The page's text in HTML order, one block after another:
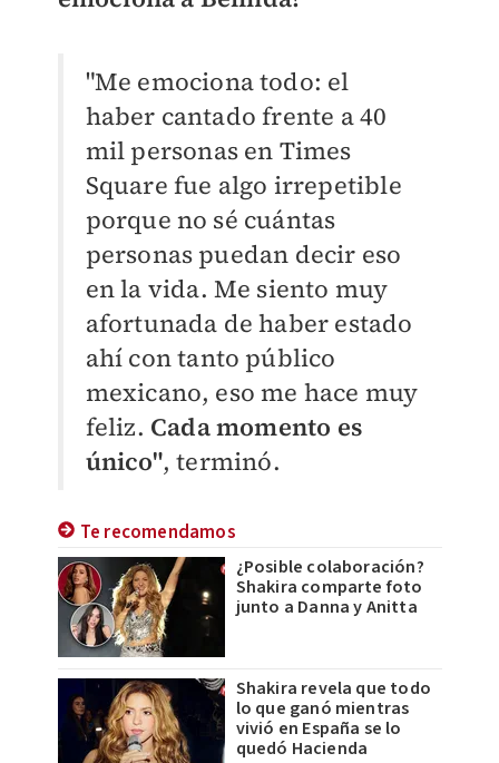
"Me emociona todo: el
haber cantado frente a 40
mil personas en Times
Square fue algo irrepetible
porque no sé cuántas
personas puedan decir eso
en la vida. Me siento muy
afortunada de haber estado
ahí con tanto público
mexicano, eso me hace muy
feliz. Cada momento es
único", terminó.
Te recomendamos
¿Posible colaboración?
Shakira comparte foto
junto a Danna y Anitta
Shakira revela que todo
lo que ganó mientras
vivió en España se lo
quedó Hacienda